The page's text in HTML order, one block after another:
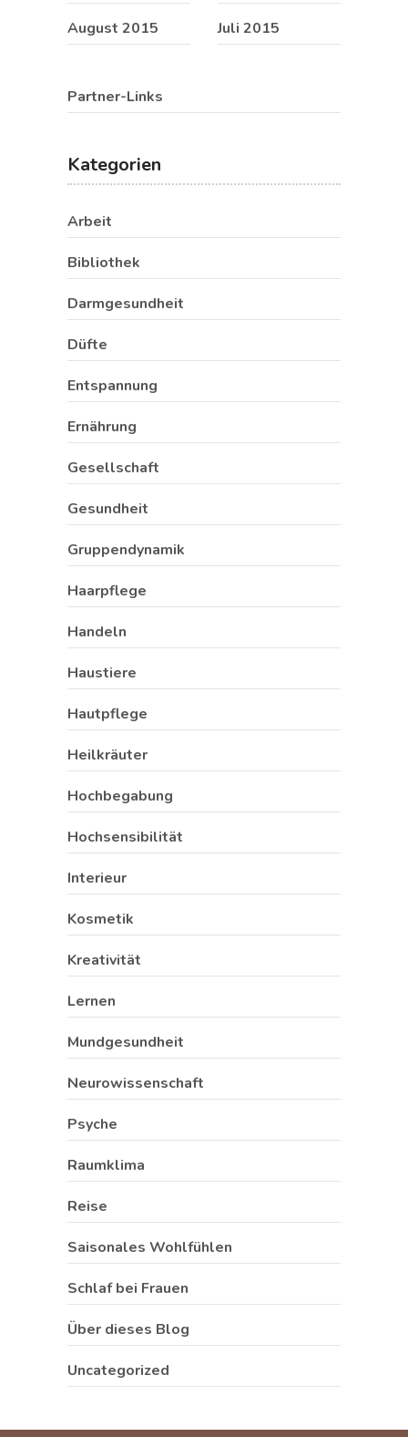
August 2015 Juli 2015
Partner-Links
Kategorien
Arbeit
Bibliothek
Darmgesundheit
Düfte
Entspannung
Ernährung
Gesellschaft
Gesundheit
Gruppendynamik
Haarpflege
Handeln
Haustiere
Hautpflege
Heilkräuter
Hochbegabung
Hochsensibilität
Interieur
Kosmetik
Kreativität
Lernen
Mundgesundheit
Neurowissenschaft
Psyche
Raumklima
Reise
Saisonales Wohlfühlen
Schlaf bei Frauen
Über dieses Blog
Uncategorized